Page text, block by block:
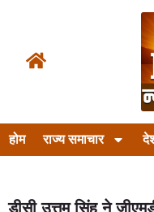
होम राज्य समाचार
डीसी उत्तम सिंह ने